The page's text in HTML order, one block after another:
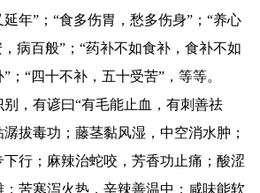
年”；“食多伤胃，愁多伤身”；“养心
病百般”；“药补不如食补，食补不如
；“四十不补，五十受苦”，等等。
，有谚曰“有毛能止血，有刺善祛
拔毒功；藤茎黏风湿，中空消水肿；
行；麻辣治蛇咬，芳香功止痛；酸涩
苦寒泻火热，辛辣善温中；咸味能软